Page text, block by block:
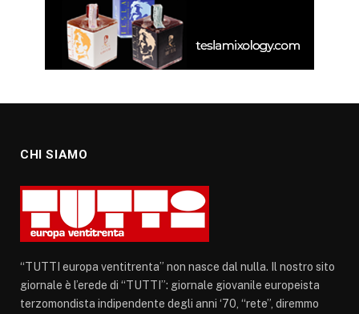
CHI SIAMO
“TUTTI europa ventitrenta” non nasce dal nulla. Il nostro sito
giornale è l’erede di “TUTTI”: giornale giovanile europeista
terzomondista indipendente degli anni ‘70, “rete”, diremmo